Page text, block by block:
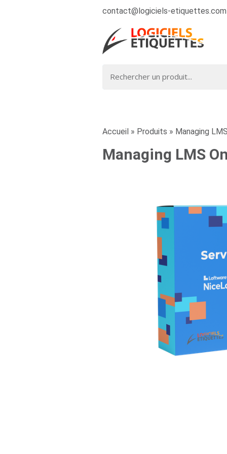
contact@logiciels-etiquettes.com
Accueil » Produits » Managing
Managing LMS